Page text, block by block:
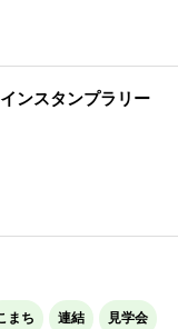
ンスタンプラリー
まち 連結 見学会